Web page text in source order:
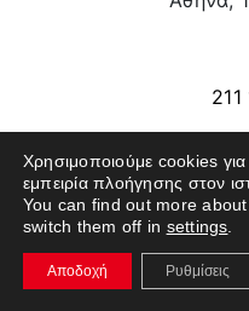
211
ΕΚΘΕΤΕΣ
Χρησιμοποιούμε cookies
εμπειρία πλοήγησης στον
You can find out more
switch them off in settings
Αποδοχή Ρυθμίσεις